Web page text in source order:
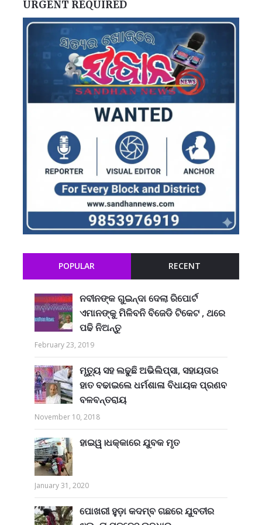
URGENT REQUIRED
POPULAR RECENT
ନବୀନଙ୍କ ଗୁଇନ୍ଦା ଦେଲା ରିପୋର୍ଟ
ଏମାନଙ୍କୁ ମିଳିବନି ବିଜେଡି ଟିକେଟ , ଥରେ
ପଢି ନିଅନ୍ତୁ
February 23, 2019
ମୃତ୍ୟୁ ସହ ଲଢୁଛି ଅଭିଲିପ୍ସା, ସହାୟତାର
ହାତ ବଢାଇଲେ ଧର୍ମଶାଳା ବିଧାୟକ ପ୍ରଣବ
ବଳବନ୍ତରାୟ
November 10, 2018
ହାଇୱ।ଧକ୍କାରେ ଯୁବକ ମୃତ
January 31, 2020
ପୋଖରୀ ହୁଡ଼ା କଦମ୍ବ ଗଛରେ ଯୁବତୀର